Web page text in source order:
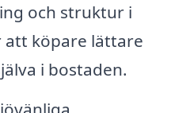
och struktur i
att köpare lättare
i bostaden.